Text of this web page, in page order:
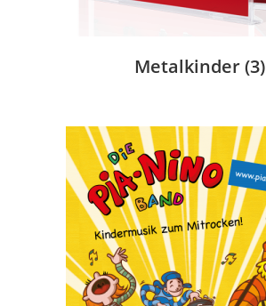
Metalkinder(3)